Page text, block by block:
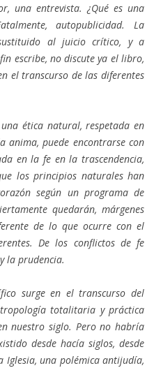
una entrevista. ¿Qué es una
autopublicidad. La
al juicio crítico, y a
escribe, no discute ya el libro,
el transcurso de las diferentes
ética natural, respetada en
anima, puede encontrarse con
en la fe en la trascendencia,
los principios naturales han
según un programa de
quedarán, márgenes
de lo que ocurre con el
De los conflictos de fe
la prudencia.
surge en el transcurso del
totalitaria y práctica
nuestro siglo. Pero no habría
desde hacía siglos, desde
Iglesia, una polémica antijudía,